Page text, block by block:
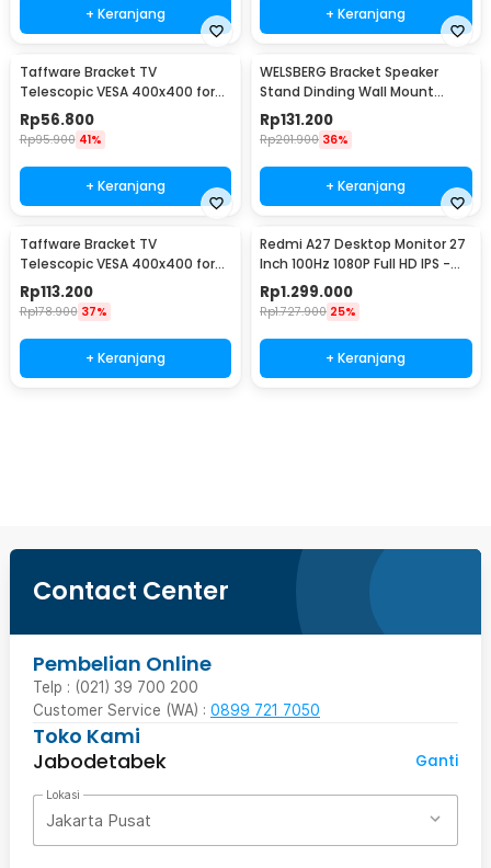
+ Keranjang + Keranjang
Taffware Bracket TV
Telescopic VESA 400x400 for
14-55 Inch TV - HDL-117B-2
Rp56.800
Rp95.900 41%
+ Keranjang
WELSBERG Bracket Speaker
Stand Dinding Wall Mount
Telescopic 2 PCS - SPS-501
Rp131.200
Rp201.900 36%
+ Keranjang
Taffware Bracket TV
Telescopic VESA 400x400 for
32-65 Inch TV - P4
Rp113.200
Rp178.900 37%
+ Keranjang
Redmi A27 Desktop Monitor 27
Inch 100Hz 1080P Full HD IPS -
A27
Rp1.299.000
Rp1.727.900 25%
+ Keranjang
Contact Center
Pembelian Online
Telp : (021) 39 700 200
Customer Service (WA) : 0899 721 7050
Toko Kami
Jabodetabek
Ganti
Lokasi
Jakarta Pusat